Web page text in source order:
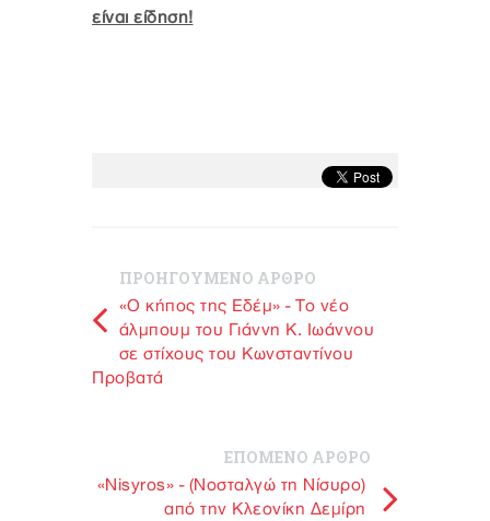
είναι είδηση!
ΠΡΟΗΓΟΥΜΕΝΟ ΑΡΘΡΟ
«Ο κήπος της Εδέμ» - Το νέο
άλμπουμ του Γιάννη Κ. Ιωάννου
σε στίχους του Κωνσταντίνου
Προβατά
ΕΠΟΜΕΝΟ ΑΡΘΡΟ
«Νisyros» - (Νοσταλγώ τη Νίσυρο)
από την Κλεονίκη Δεμίρη